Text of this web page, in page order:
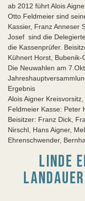
ab 2012 führt Alois
Otto Feldmeier sind
Kassier, Franz Anneser
Josef sind die
die Kassenprüfer.
Kühnert Horst, Bubenik-
Die Neuwahlen am
Ergebnis
Alois Aigner
Feldmeier Kasse: Peter
Beisitzer: Franz Dick,
Nirschl, Hans Aigner,
Ehrenschwender,
LINDE